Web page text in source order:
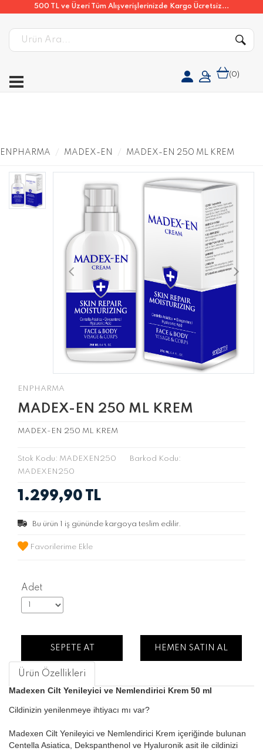
500 TL ve Üzeri Tüm Alışverişlerinizde Kargo Ücretsiz...
(0)
ENPHARMA MADEX-EN MADEX-EN 250 ML KREM
ENPHARMA
MADEX-EN 250 ML KREM
MADEX-EN 250 ML KREM
Stok Kodu: MADEXEN250
Barkod Kodu:
MADEXEN250
1.299,90 TL
Bu ürün 1 iş gününde kargoya teslim edilir.
Favorilerime Ekle
Adet
SEPETE AT HEMEN SATIN AL
Ürün Özellikleri
Madexen Cilt Yenileyici ve Nemlendirici Krem 50 ml
Cildinizin yenilenmeye ihtiyacı mı var?
Madexen Cilt Yenileyici ve Nemlendirici Krem içeriğinde bulunan
Centella Asiatica, Dekspanthenol ve Hyaluronik asit ile cildinizi